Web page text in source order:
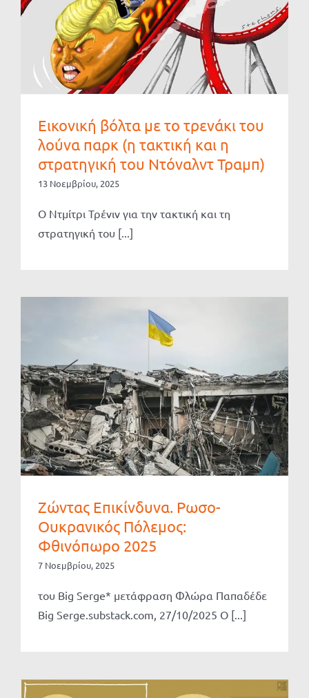
Εικονική βόλτα με το τρενάκι του
λούνα παρκ (η τακτική και η
στρατηγική του Ντόναλντ Τραμπ)
13 Νοεμβρίου, 2025
Ο Ντμίτρι Τρένιν για την τακτική και τη
στρατηγική του [...]
Ζώντας Επικίνδυνα. Ρωσο-
Ουκρανικός Πόλεμος:
Φθινόπωρο 2025
7 Νοεμβρίου, 2025
του Big Serge* μετάφραση Φλώρα Παπαδέδε
Big Serge.substack.com, 27/10/2025 Ο [...]